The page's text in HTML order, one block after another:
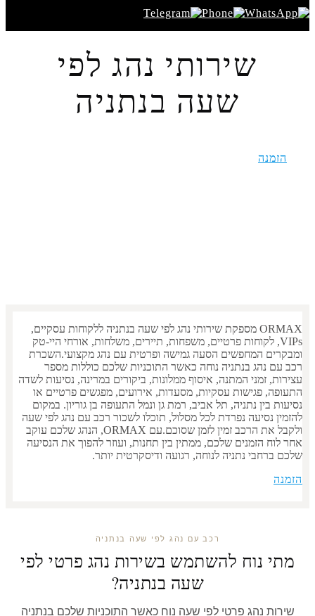
שירותי נהג לפי
שעה בנתניה
הזמנה
ORMAX מספקת שירותי נהג לפי שעה בנתניה ללקוחות עסקיים,
VIPs, לקוחות פרטיים, משפחות, תיירים, משלחות, אורחי היי-טק
ומבקרים המחפשים הסעה גמישה ופרטית עם נהג מקצועי.השכרת
רכב עם נהג בנתניה נוחה כאשר התוכניות שלכם כוללות מספר
עצירות, זמני המתנה, איסוף ממלונות, ביקורים במרינה, נסיעות לשדה
התעופה, פגישות עסקיות, מסעדות, אירועים, מפגשים פרטיים או
נסיעות בין נתניה, תל אביב, רמת גן ונמל התעופה בן גוריון. במקום
להזמין נסיעה נפרדת לכל מסלול, תוכלו לשכור רכב עם נהג לפי שעה
ולקבל את הרכב זמין לזמן שסוכם.עם ORMAX, הנהג שלכם עוקב
אחר לוח הזמנים שלכם, ממתין בין תחנות, ועוזר להפוך את הנסיעה
שלכם ברחבי נתניה לנוחה, רגועה ודיסקרטית יותר.
הזמנה
רכב עם נהג לפי שעה בנתניה
מתי נוח להשתמש בשירות נהג פרטי לפי
שעה בנתניה?
שירות נהג פרטי לפי שעה נוח כאשר התוכניות שלכם בנתניה